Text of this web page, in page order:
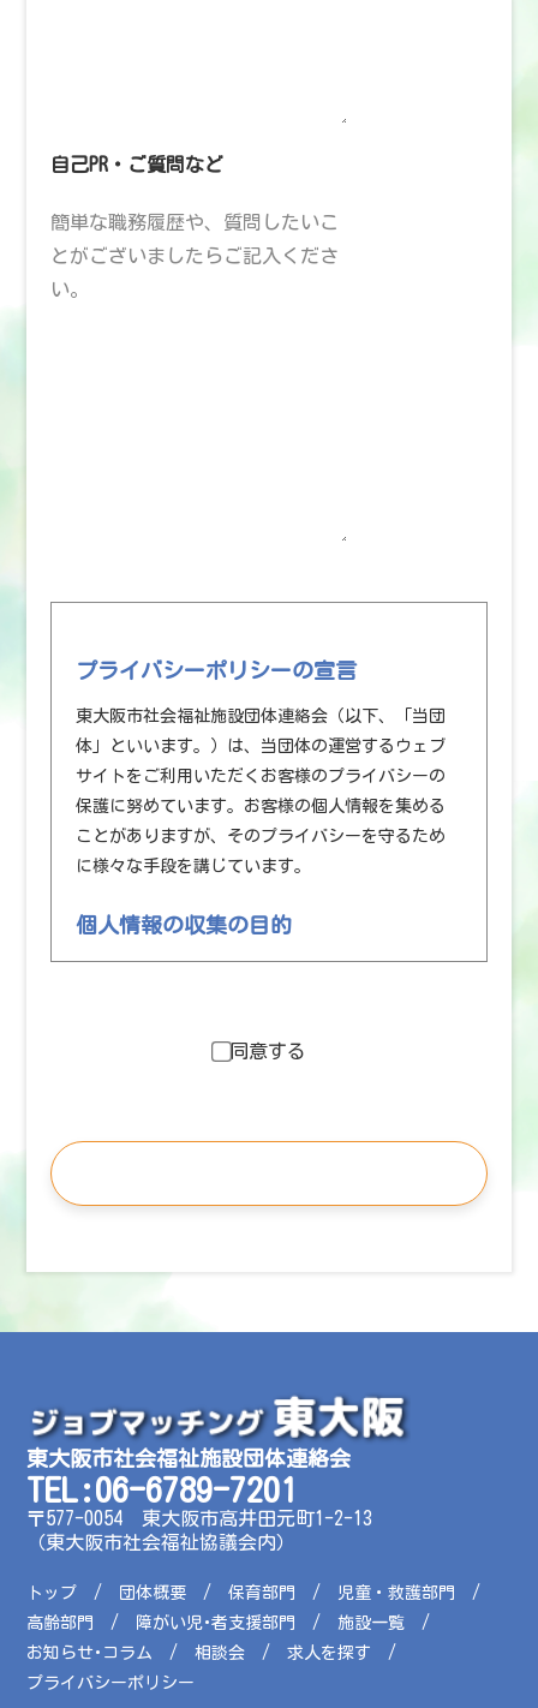
自己PR・ご質問など
プライバシーポリシーの宣言
東大阪市社会福祉施設団体連絡会（以下、「当団
体」といいます。）は、当団体の運営するウェブ
サイトをご利用いただくお客様のプライバシーの
保護に努めています。お客様の個人情報を集める
ことがありますが、そのプライバシーを守るため
に様々な手段を講じています。
個人情報の収集の目的
行動ターゲティング広告について
類似の技術を用いて行動履歴情報を取得・蓄積し
利用します。第三者企業が取得した情報は当団体
に提供・開示されることはなく、各企業のプライ
バシーの考え方に従って管理されます。
cookie（クッキー）について
当団体のウェブサイトでは、クッキーを使用して
お客様の訪問履歴や興味・関心を分析し、サービ
スの向上や広告の表示に利用します。クッキーの
設定は、各自のブラウザで変更可能ですが、その
同意する
東大阪市社会福祉施設団体連絡会
TEL:06-6789-7201
〒577-0054 東大阪市高井田元町1-2-13
（東大阪市社会福祉協議会内）
トップ 団体概要 保育部門
児童・救護部門
高齢部門
障がい児･者支援部門
施設一覧
お知らせ･コラム
相談会
求人を探す
プライバシーポリシー